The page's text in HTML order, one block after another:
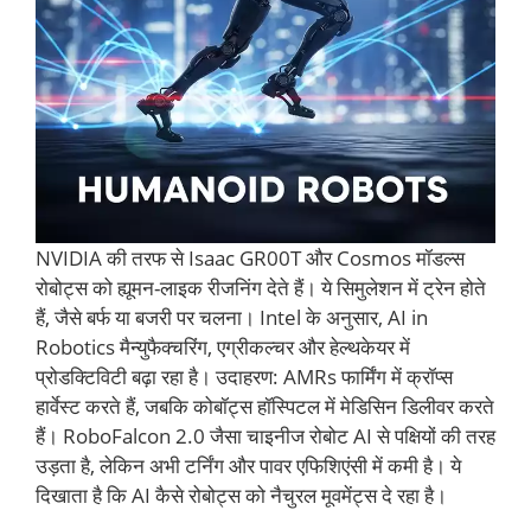
NVIDIA की तरफ से Isaac GR00T और Cosmos मॉडल्स
रोबोट्स को ह्यूमन-लाइक रीजनिंग देते हैं। ये सिमुलेशन में ट्रेन होते
हैं, जैसे बर्फ या बजरी पर चलना। Intel के अनुसार, AI in
Robotics मैन्युफैक्चरिंग, एग्रीकल्चर और हेल्थकेयर में
प्रोडक्टिविटी बढ़ा रहा है। उदाहरण: AMRs फार्मिंग में क्रॉप्स
हार्वेस्ट करते हैं, जबकि कोबॉट्स हॉस्पिटल में मेडिसिन डिलीवर करते
हैं। RoboFalcon 2.0 जैसा चाइनीज रोबोट AI से पक्षियों की तरह
उड़ता है, लेकिन अभी टर्निंग और पावर एफिशिएंसी में कमी है। ये
दिखाता है कि AI कैसे रोबोट्स को नैचुरल मूवमेंट्स दे रहा है।